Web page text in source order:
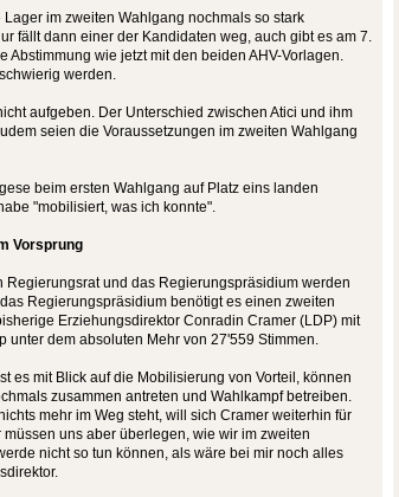
Lager im zweiten Wahlgang nochmals so stark
fällt dann einer der Kandidaten weg, auch gibt es am 7.
Abstimmung wie jetzt mit den beiden AHV-Vorlagen.
werden.
aufgeben. Der Unterschied zwischen Atici und ihm
seien die Voraussetzungen im zweiten Wahlgang
beim ersten Wahlgang auf Platz eins landen
"mobilisiert, was ich konnte".
Vorsprung
Regierungsrat und das Regierungspräsidium werden
Regierungspräsidium benötigt es einen zweiten
Erziehungsdirektor Conradin Cramer (LDP) mit
unter dem absoluten Mehr von 27'559 Stimmen.
es mit Blick auf die Mobilisierung von Vorteil, können
zusammen antreten und Wahlkampf betreiben.
mehr im Weg steht, will sich Cramer weiterhin für
müssen uns aber überlegen, wie wir im zweiten
nicht so tun können, als wäre bei mir noch alles